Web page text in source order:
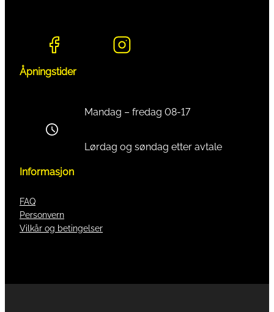
Åpningstider
Mandag – fredag 08-17
Lørdag og søndag etter avtale
Informasjon
FAQ
Personvern
Vilkår og betingelser